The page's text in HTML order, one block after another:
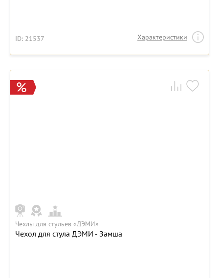
ID: 21537 Характеристики
Чехлы для стульев «ДЭМИ»
Чехол для стула ДЭМИ - Замша